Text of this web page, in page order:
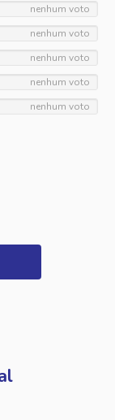
nenhum voto
nenhum voto
nenhum voto
nenhum voto
nenhum voto